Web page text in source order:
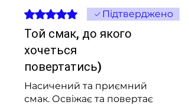
Оцінка: 5 із 5 зірочок.Підтверджено
Той смак, до якого
хочеться
повертатись)
Насичений та приємний
смак. Освіжає та повертає